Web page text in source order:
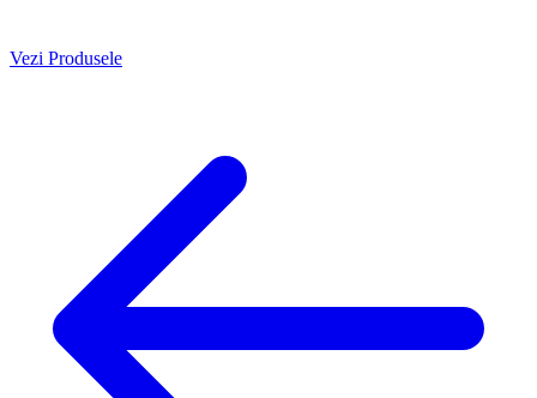
Vezi Produsele